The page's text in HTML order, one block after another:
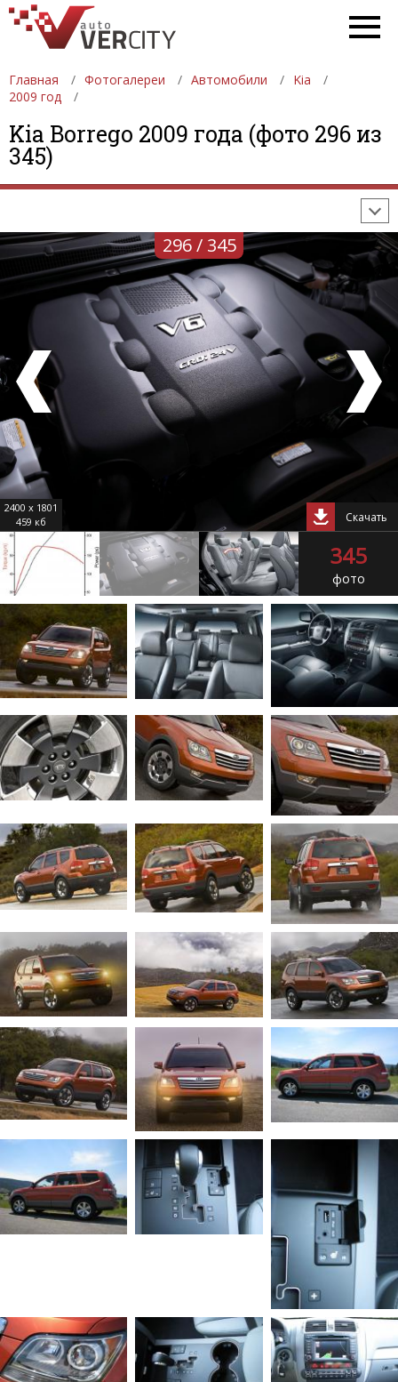
Главная Фотогалереи Автомобили
Kia
2009 год
Kia Borrego 2009 года (фото 296 из
345)
ФОТОГАЛЕРЕИ АВТОМОБИЛИ
ДЕВУШКИ
АВТОСАЛОНЫ
296 / 345
2400 x 1801
459 кб
Скачать
345
фото